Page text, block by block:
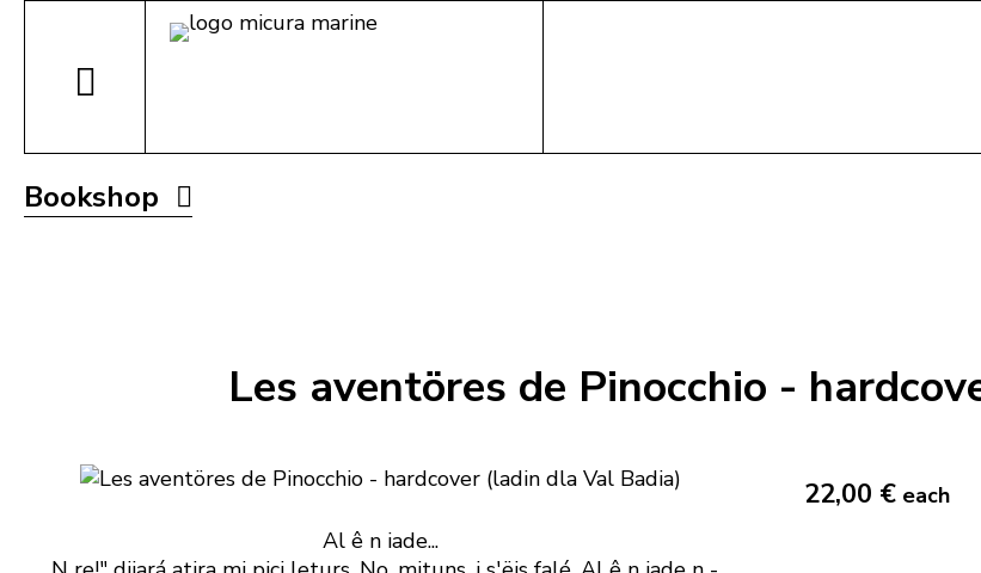
Bookshop
Les aventöres de Pinocchio -
Al ê n iade...
22,00 € each